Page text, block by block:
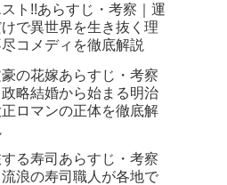
ト!!あらすじ・考察｜運
けで異世界を生き抜く理
コメディを徹底解説
の花嫁あらすじ・考察
政略結婚から始まる明治
正ロマンの正体を徹底解
る寿司あらすじ・考察
流浪の寿司職人が各地で